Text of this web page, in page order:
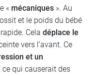
« mécaniques ». Au
et le poids du bébé
Cela déplace le
vers l’avant. Ce
et un
qui causerait des